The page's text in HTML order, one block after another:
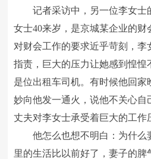
记者采访中，另一位李女士
女士40来岁，是京城某企业的
对财会工作的要求近乎苛刻，
指责，巨大的压力让她感到惶惶
是位出租车司机。有时候他回
妙向他发一通火，说他不关心自
丈夫对李女士承受着巨大的工作
他怎么也想不明白：为什么
里的生活比以前好了，妻子的脾